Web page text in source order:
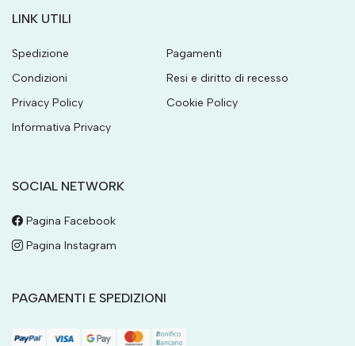
LINK UTILI
Spedizione
Pagamenti
Condizioni
Resi e diritto di recesso
Privacy Policy
Cookie Policy
Informativa Privacy
SOCIAL NETWORK
Pagina Facebook
Pagina Instagram
PAGAMENTI E SPEDIZIONI